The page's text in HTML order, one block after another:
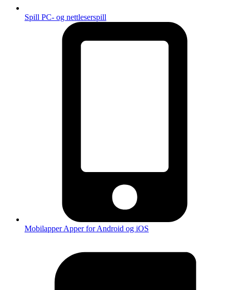
Spill PC- og nettleserspill
MobilapperApper for Android og iOS